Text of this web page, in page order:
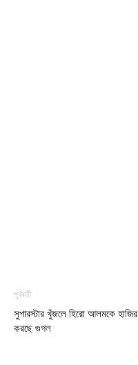
পূর্ববর্তী
সুপারস্টার খুঁজলে হিরো আলমকে হাজির
করছে গুগল